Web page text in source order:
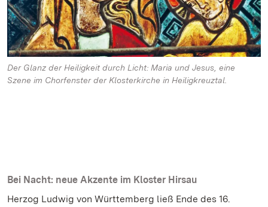
Der Glanz der Heiligkeit durch Licht: Maria und Jesus, eine
Szene im Chorfenster der Klosterkirche in Heiligkreuztal.
Bei Nacht: neue Akzente im Kloster Hirsau
Herzog Ludwig von Württemberg ließ Ende des 16.